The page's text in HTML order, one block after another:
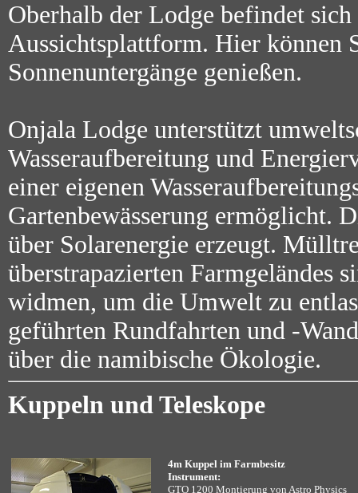
Oberhalb der Lodge befindet
Aussichtsplattform. Hier können
Sonnenuntergänge genießen.
Onjala Lodge unterstützt
Wasseraufbereitung und
einer eigenen
Gartenbewässerung ermöglicht.
über Solarenergie erzeugt.
überstrapazierten Farmgeländes
widmen, um die Umwelt zu
geführten Rundfahrten und -
über die namibische Ökologie.
Kuppeln und Teleskope
4m Kuppel im Farmbesitz
Instrument:
GTO 1200 Montierung von Astro Physics